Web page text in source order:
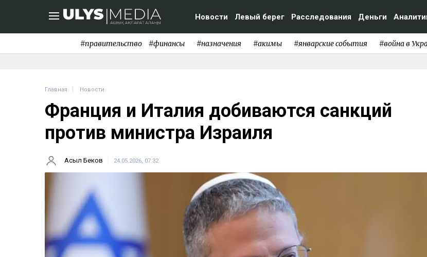
Новости Левый берег Расследования Деньги
#правительство #финансы #назначения #акимы #январские события #война в
Главная Новости
Франция и Италия добиваются санкций
против министра Израиля
Асыл Беков 24.05.2026, 07:32